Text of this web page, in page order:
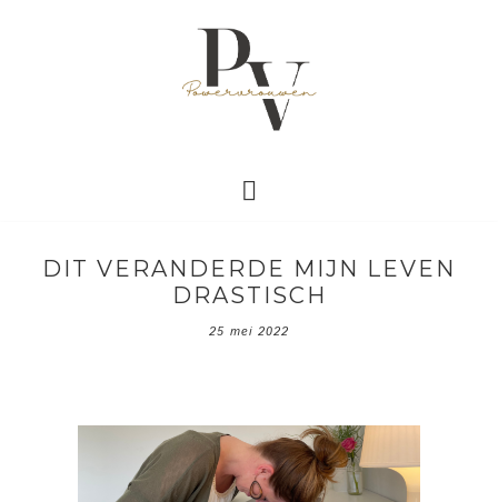
DIT VERANDERDE MIJN LEVEN
DRASTISCH
25 mei 2022